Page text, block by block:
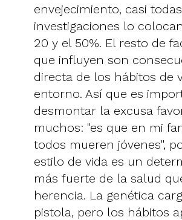
envejecimiento, casi
investigaciones lo
20 y el 50%. El resto de
que influyen son
directa de los hábitos de
entorno. Así que es
desmontar la excusa
muchos: "es que en mi
todos mueren jóvenes",
estilo de vida es un
más fuerte de la salud
herencia. La genética
pistola, pero los hábitos